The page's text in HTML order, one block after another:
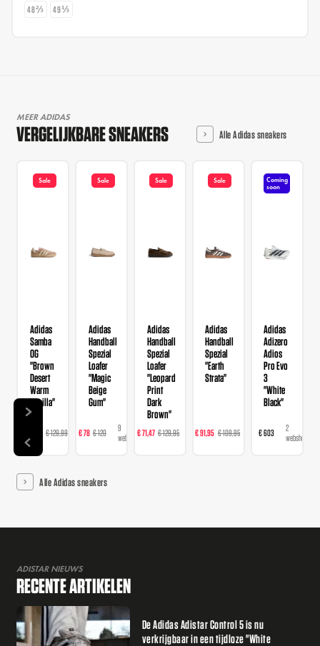
48⅔
49⅓
MEER ADIDAS
VERGELIJKBARE SNEAKERS Alle Adidas sneakers
Sale
Adidas
Samba
OG
"Brown
Desert
Warm
Vanilla"
€ 129,99
14
webshops
Sale
Adidas
Handball
Spezial
Loafer
"Magic
Beige
Gum"
€ 78 € 120
9
webshops
Sale
Adidas
Handball
Spezial
Loafer
"Leopard
Print
Dark
Brown"
€ 71,47 € 129,95
16
webshops
Sale
Adidas
Handball
Spezial
"Earth
Strata"
€ 91,95 € 109,95
webshops
Coming
soon
Adidas
Adizero
Adios
Pro Evo
3
"White
Black"
€ 603
2
webshops
Alle Adidas sneakers
ADISTAR NIEUWS
RECENTE ARTIKELEN
De Adidas Adistar Control 5 is nu
verkrijgbaar in een tijdloze "White